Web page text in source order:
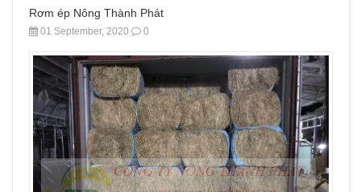
Rơm ép Nông Thành Phát
01 September, 2020 0